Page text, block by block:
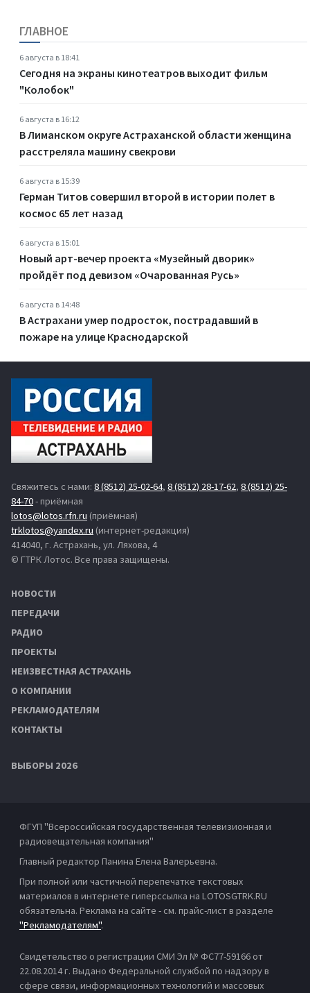
ГЛАВНОЕ
6 августа в 18:41
Сегодня на экраны кинотеатров выходит фильм
"Колобок"
6 августа в 16:12
В Лиманском округе Астраханской области женщина
расстреляла машину свекрови
6 августа в 15:39
Герман Титов совершил второй в истории полет в
космос 65 лет назад
6 августа в 15:01
Новый арт-вечер проекта «Музейный дворик»
пройдёт под девизом «Очарованная Русь»
6 августа в 14:48
В Астрахани умер подросток, пострадавший в
пожаре на улице Краснодарской
Свяжитесь с нами: 8 (8512) 25-02-64, 8 (8512) 28-17-62, 8 (8512) 25-
84-70- приёмная
lotos@lotos.rfn.ru (приёмная)
trklotos@yandex.ru (интернет-редакция)
414040, г. Астрахань, ул. Ляхова, 4
© ГТРК Лотос. Все права защищены.
НОВОСТИ
ПЕРЕДАЧИ
РАДИО
ПРОЕКТЫ
НЕИЗВЕСТНАЯ АСТРАХАНЬ
О КОМПАНИИ
РЕКЛАМОДАТЕЛЯМ
КОНТАКТЫ
ВЫБОРЫ 2026
ФГУП "Всероссийская государственная телевизионная и
радиовещательная компания"
Главный редактор Панина Елена Валерьевна.
При полной или частичной перепечатке текстовых
материалов в интернете гиперссылка на LOTOSGTRK.RU
обязательна. Реклама на сайте - см. прайс-лист в разделе
"Рекламодателям".
Свидетельство о регистрации СМИ Эл № ФС77-59166 от
22.08.2014 г. Выдано Федеральной службой по надзору в
сфере связи, информационных технологий и массовых